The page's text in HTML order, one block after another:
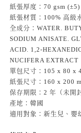
紙張厚度：70 gsm (±5)
紙張材質：100% 高級
全成分：WATER.
SODIUM ANISATE.
ACID. 1,2-
NUCIFERA EXTRACT
單包尺寸：105 x 80 x
紙張尺寸：160 x 200
保存期限：2 年（未開
產地：韓國
適用對象：新生兒、嬰